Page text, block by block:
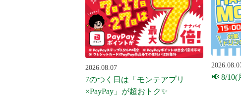
2026.08.07
7のつく日は「モンテアプリ
×PayPay」が超おトク✨
📢 8/